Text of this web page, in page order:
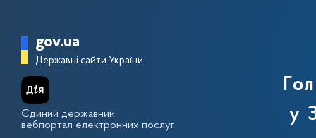
Головна сторінка Державної
gov.ua
Державні сайти України
Єдиний державний
вебпортал електронних послуг
у